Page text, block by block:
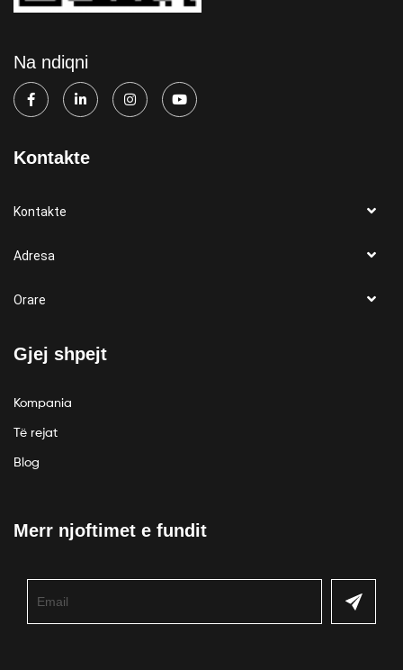
Na ndiqni
Kontakte
Kontakte
Adresa
Orare
Gjej shpejt
Kompania
Të rejat
Blog
Merr njoftimet e fundit